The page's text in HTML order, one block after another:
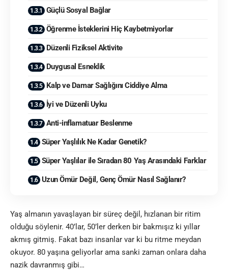
Güçlü Sosyal Bağlar
Öğrenme İsteklerini Hiç Kaybetmiyorlar
Düzenli Fiziksel Aktivite
Duygusal Esneklik
Kalp ve Damar Sağlığını Ciddiye Alma
İyi ve Düzenli Uyku
Anti-inflamatuar Beslenme
Süper Yaşlılık Ne Kadar Genetik?
Süper Yaşlılar ile Sıradan 80 Yaş Arasındaki Farklar
Uzun Ömür Değil, Genç Ömür Nasıl Sağlanır?
Yaş almanın yavaşlayan bir süreç değil, hızlanan bir ritim
olduğu söylenir. 40’lar, 50’ler derken bir bakmışız ki yıllar
akmış gitmiş. Fakat bazı insanlar var ki bu ritme meydan
okuyor. 80 yaşına geliyorlar ama sanki zaman onlara daha
nazik davranmış gibi…